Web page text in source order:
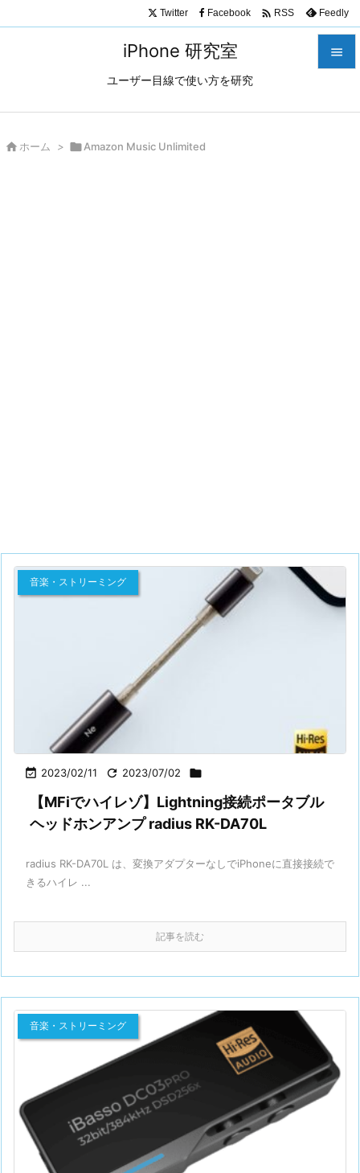
iPhone 研究室
ユーザー目線で使い方を研究

Twitter Facebook  RSS Feedly
 ホーム > Amazon Music Unlimited
 2023/02/11  2023/07/02 
音楽・ストリーミング
【MFiでハイレゾ】Lightning接続ポータブル
ヘッドホンアンプ radius RK-DA70L
radius RK-DA70L は、変換アダプターなしでiPhoneに直接接続で
きるハイレ ...
記事を読む
音楽・ストリーミング